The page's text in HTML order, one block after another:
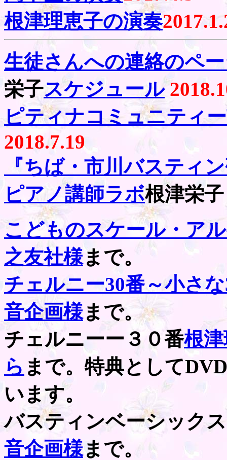
根津理恵子の演奏
生徒さんへの連絡のペ
栄子スケジュール
ピティナコミュニティ
2018.7.19
『ちば・市川バスティ
ピアノ講師ラボ根津栄子
こどものスケール・ア
之友社様まで。
チェルニー30番～小さ
音企画様まで。
チェルニーー３０番根
ら まで。特典として
います。
バスティンベーシック
音企画様まで。